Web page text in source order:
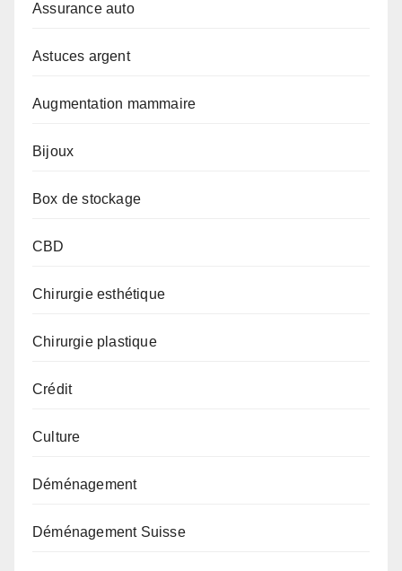
Assurance auto
Astuces argent
Augmentation mammaire
Bijoux
Box de stockage
CBD
Chirurgie esthétique
Chirurgie plastique
Crédit
Culture
Déménagement
Déménagement Suisse